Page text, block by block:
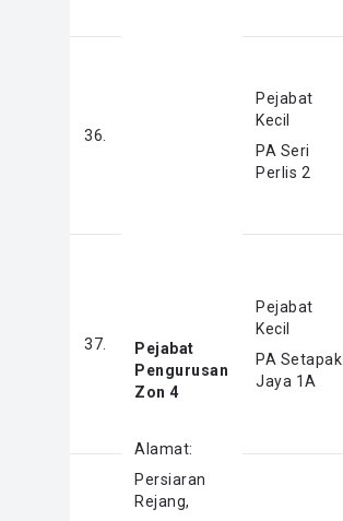
Pejabat
Pengurusan
Zon 4
Alamat:
Persiaran
Rejang,
36.
Pejabat
Kecil
PA Seri
Perlis 2
37.
Pejabat
Kecil
PA Setapak
Jaya 1A